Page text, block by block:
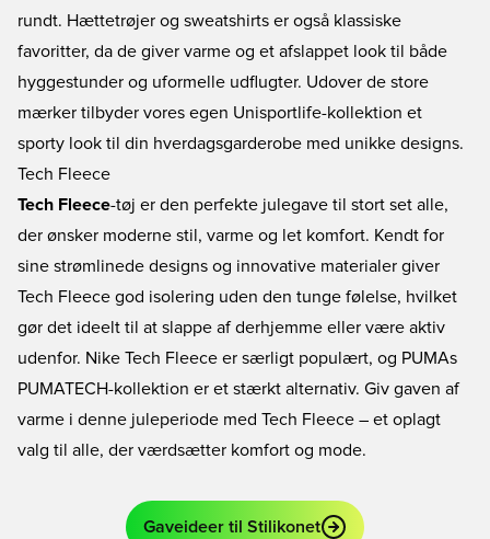
rundt. Hættetrøjer og sweatshirts er også klassiske
favoritter, da de giver varme og et afslappet look til både
hyggestunder og uformelle udflugter. Udover de store
mærker tilbyder vores egen Unisportlife-kollektion et
sporty look til din hverdagsgarderobe med unikke designs.
Tech Fleece
Tech Fleece-tøj er den perfekte julegave til stort set alle,
der ønsker moderne stil, varme og let komfort. Kendt for
sine strømlinede designs og innovative materialer giver
Tech Fleece god isolering uden den tunge følelse, hvilket
gør det ideelt til at slappe af derhjemme eller være aktiv
udenfor. Nike Tech Fleece er særligt populært, og PUMAs
PUMATECH-kollektion er et stærkt alternativ. Giv gaven af
varme i denne juleperiode med Tech Fleece – et oplagt
valg til alle, der værdsætter komfort og mode.
Gaveideer til Stilikonet